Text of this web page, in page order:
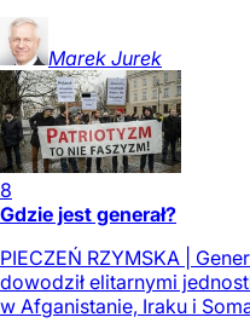
Marek Jurek
8
Gdzie jest generał?
PIECZEŃ RZYMSKA |
dowodził elitarnymi
w Afganistanie, Iraku i